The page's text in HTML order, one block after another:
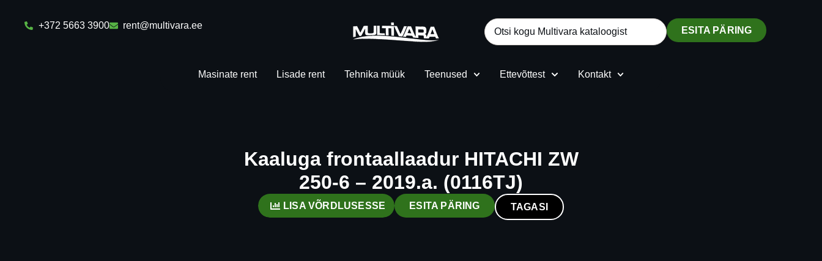
+372 5663 3900 rent@multivara.ee ESITA PÄRING
Masinate rent Lisade rent Tehnika müük Teenused Ettevõttest Kontakt
Kaaluga frontaallaadur HITACHI ZW
250-6 – 2019.a. (0116TJ)
LISA VÕRDLUSESSE ESITA PÄRING TAGASI